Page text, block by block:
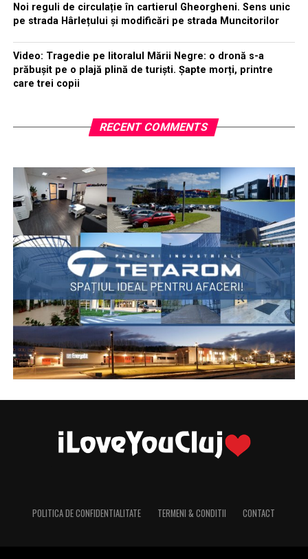
Noi reguli de circulație în cartierul Gheorgheni. Sens unic
pe strada Hârlețului și modificări pe strada Muncitorilor
Video: Tragedie pe litoralul Mării Negre: o dronă s-a
prăbușit pe o plajă plină de turiști. Șapte morți, printre
care trei copii
RECENT COMMENTS
POLITICA DE CONFIDENTIALITATE TERMENI & CONDITII CONTACT